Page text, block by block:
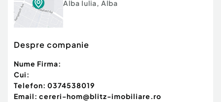
Alba Iulia, Alba
Despre companie
Nume Firma:
Cui:
Telefon: 0374538019
Email: cereri-hom@blitz-imobiliare.ro